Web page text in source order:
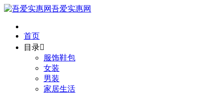
吾爱实惠网
首页
目录
服饰鞋包
女装
男装
家居生活